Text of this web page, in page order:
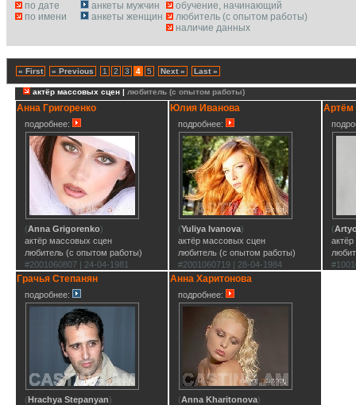
по дате
по имени
анкеты мужчин
анкеты женщин
обучение, начинающий
любитель (с опытом работы)
наличие данных
« First « Previous 1 2 3 4 5 Next » Last »
актёр массовых сцен | любитель (с опытом работы)
Анна Григоренко
подробнее:
(Anna Grigorenko)
актёр массовых сцен
любитель (с опытом работы)
#2001060807 | 24-04-1981
Юлия Иванова
подробнее:
(Yuliya Ivanova)
актёр массовых сцен
любитель (с опытом работы)
#2001060719 | 28-04-1984
Артём
(
Грачья Степанян
подробнее:
(Hrachya Stepanyan)
Анна Харитонова
подробнее:
(Anna Kharitonova)